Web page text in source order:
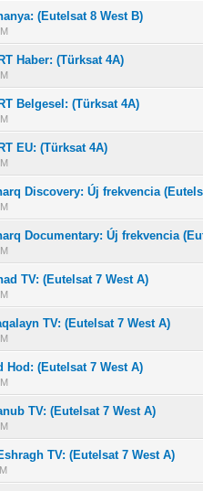
(Eutelsat 8 West B)
5 átlagban
2345
Haber: (Türksat 4A)
5 átlagban
2 3 4 5
Belgesel: (Türksat 4A)
5 átlagban
2 3 45
EU: (Türksat 4A)
5 átlagban
2 3 45
Discovery: Új frekvencia
5 átlagban
234 5
Documentary: Új frekvencia
5 átlagban
234 5
TV: (Eutelsat 7 West A)
5 átlagban
234 5
TV: (Eutelsat 7 West A)
5 átlagban
2345
Hod: (Eutelsat 7 West A)
5 átlagban
2 345
TV: (Eutelsat 7 West A)
5 átlagban
2345
TV: (Eutelsat 7 West A)
5 átlagban
2345